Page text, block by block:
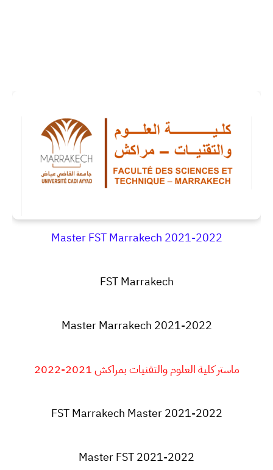
Master FST Marrakech 2021-2022
FST Marrakech
Master Marrakech 2021-2022
ماستر كلية العلوم والتقنيات بمراكش 2021-2022
FST Marrakech Master 2021-2022
Master FST 2021-2022